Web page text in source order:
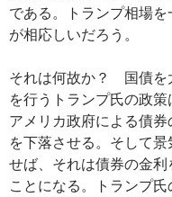
である。トランプ相場
が相応しいだろう。
それは何故か？ 国債を
を行うトランプ氏の政
アメリカ政府による債
を下落させる。そして
せば、それは債券の金利
ことになる。トランプ